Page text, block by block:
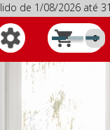
1/08/2026 até 31/
0